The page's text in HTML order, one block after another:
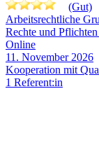
(Gut)
Arbeitsrechtliche
Rechte und
Online
11. November 2026
Kooperation mit
1 Referent:in